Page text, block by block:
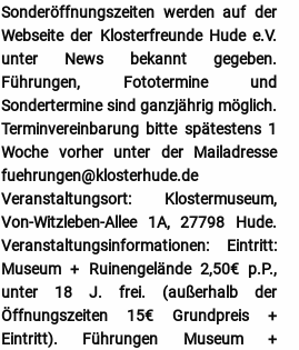
Sonderöffnungszeiten werden auf der
Webseite der Klosterfreunde Hude e.V.
unter News bekannt gegeben.
Führungen, Fototermine und
Sondertermine sind ganzjährig möglich.
Terminvereinbarung bitte spätestens 1
Woche vorher unter der Mailadresse
fuehrungen@klosterhude.de
Veranstaltungsort: Klostermuseum,
Von-Witzleben-Allee 1A, 27798 Hude.
Veranstaltungsinformationen: Eintritt:
Museum + Ruinengelände 2,50€ p.P.,
unter 18 J. frei. (außerhalb der
Öffnungszeiten 15€ Grundpreis +
Eintritt). Führungen Museum +